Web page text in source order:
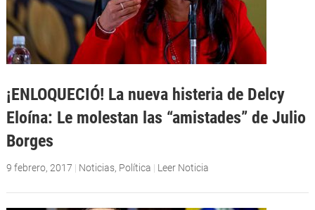
¡ENLOQUECIÓ! La nueva histeria de Delcy
Eloína: Le molestan las “amistades” de Julio
Borges
9 febrero, 2017 | Noticias, Política | Leer Noticia